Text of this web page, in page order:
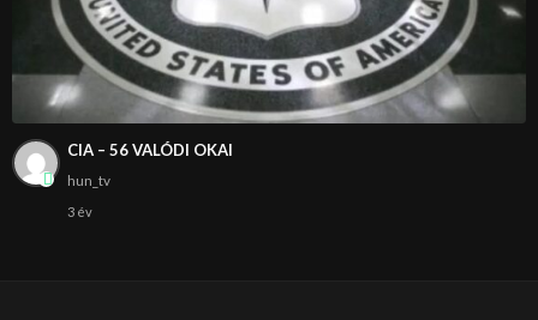
CIA – 56 VALÓDI OKAI
hun_tv
3 év